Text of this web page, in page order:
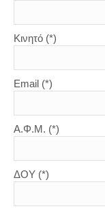
Κινητό (*)
Email (*)
Α.Φ.Μ. (*)
ΔΟΥ (*)